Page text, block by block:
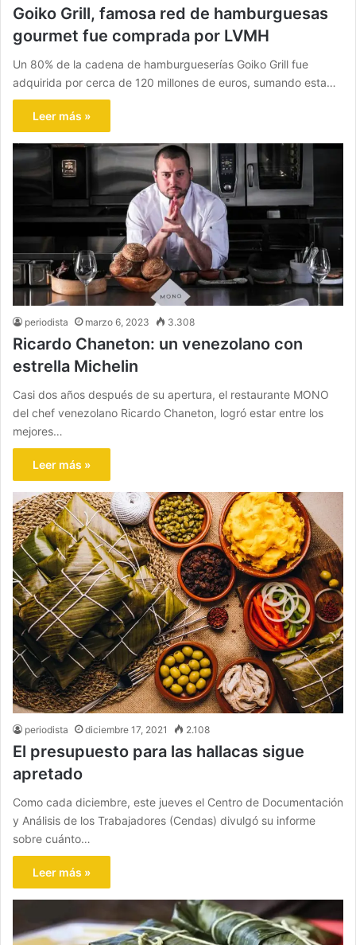
Goiko Grill, famosa red de hamburguesas
gourmet fue comprada por LVMH
Un 80% de la cadena de hamburgueserías Goiko Grill fue
adquirida por cerca de 120 millones de euros, sumando esta…
Leer más »
periodista marzo 6, 2023 3.308
Ricardo Chaneton: un venezolano con
estrella Michelin
Casi dos años después de su apertura, el restaurante MONO
del chef venezolano Ricardo Chaneton, logró estar entre los
mejores…
Leer más »
periodista diciembre 17, 2021 2.108
El presupuesto para las hallacas sigue
apretado
Como cada diciembre, este jueves el Centro de Documentación
y Análisis de los Trabajadores (Cendas) divulgó su informe
sobre cuánto…
Leer más »